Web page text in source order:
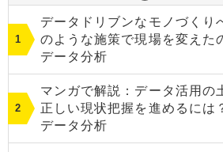
データドリブンなモノづくり
のような施策で現場を変えた
データ分析
マンガで解説：データ活用の
正しい現状把握を進めるには
データ分析